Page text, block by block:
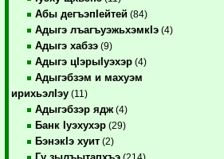
Абы дегъэпIейтей (84)
Адыгэ лъагъуэжьхэмкIэ (4)
Адыгэ хабзэ (9)
Адыгэ цIэрыIуэхэр (4)
Адыгэбзэм и махуэм
ирихьэлIэу (11)
Адыгэбзэр ядж (4)
Банк Iуэхухэр (29)
БэнэкIэ хуит (2)
(214)